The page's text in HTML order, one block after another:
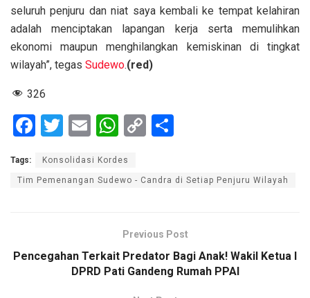
seluruh penjuru dan niat saya kembali ke tempat kelahiran
adalah menciptakan lapangan kerja serta memulihkan
ekonomi maupun menghilangkan kemiskinan di tingkat
wilayah”, tegas Sudewo.(red)
326
F
ce
b
k
T
tt
er
E
ail
W
at
s
p
p
C
py
Li
k
ar
e
Tags: Konsolidasi Kordes
Tim Pemenangan Sudewo - Candra di Setiap Penjuru Wilayah
Previous Post
Pencegahan Terkait Predator Bagi Anak! Wakil Ketua I
DPRD Pati Gandeng Rumah PPAI